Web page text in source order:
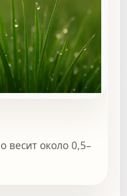
весит около 0,5–